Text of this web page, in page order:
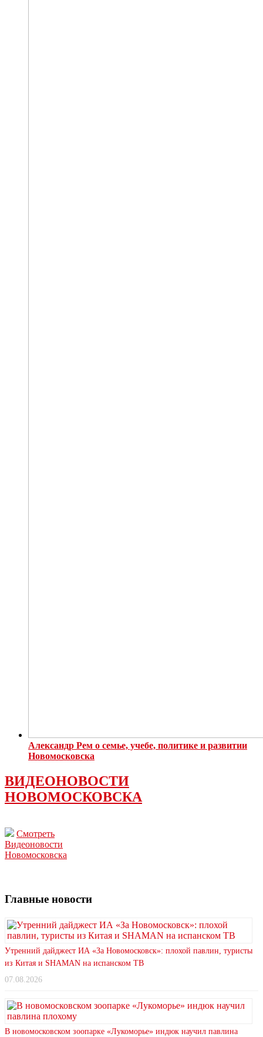
Александр Рем о семье, учебе, политике и развитии
Новомосковска
ВИДЕОНОВОСТИ
НОВОМОСКОВСКА
Смотреть
Видеоновости
Новомосковска
Главные новости
Утренний дайджест ИА «За Новомосковск»: плохой павлин, туристы
из Китая и SHAMAN на испанском ТВ
07.08.2026
В новомосковском зоопарке «Лукоморье» индюк научил павлина